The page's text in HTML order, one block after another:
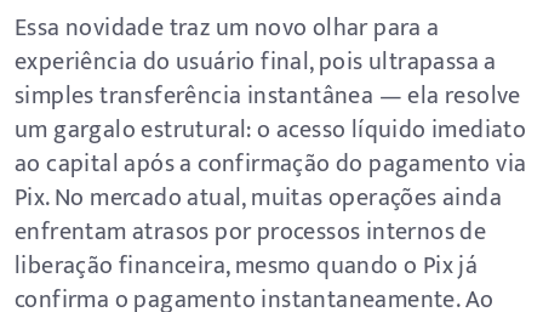
Essa novidade traz um novo olhar para a
experiência do usuário final, pois ultrapassa a
simples transferência instantânea — ela resolve
um gargalo estrutural: o acesso líquido imediato
ao capital após a confirmação do pagamento via
Pix. No mercado atual, muitas operações ainda
enfrentam atrasos por processos internos de
liberação financeira, mesmo quando o Pix já
confirma o pagamento instantaneamente. Ao